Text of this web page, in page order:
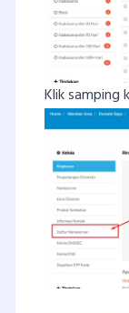
Klik samping